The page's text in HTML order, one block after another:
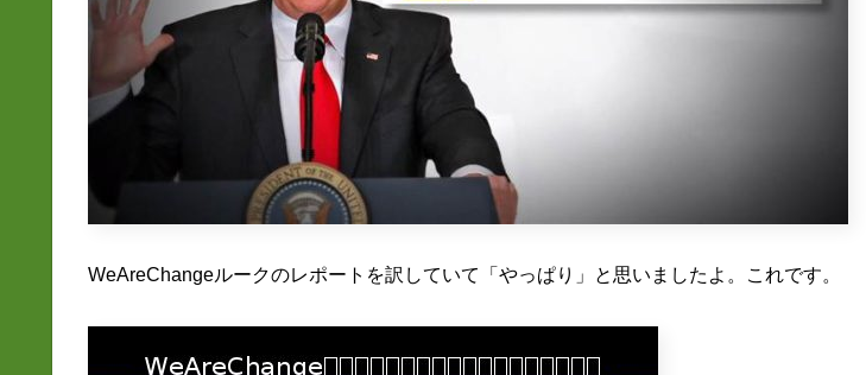
WeAreChangeルークのレポートを訳していて「やっぱり」と思いましたよ。これです。